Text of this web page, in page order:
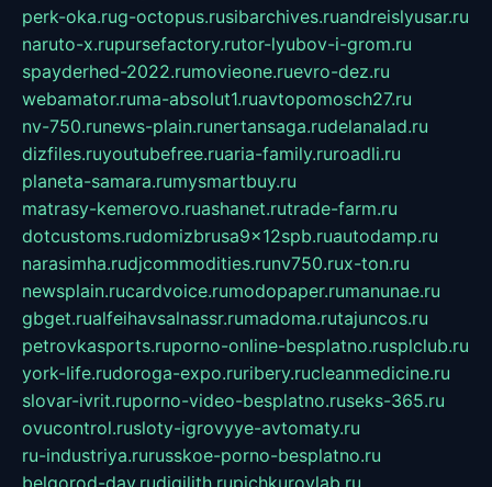
perk-oka.rug-octopus.rusibarchives.ruandreislyusar.ru
naruto-x.rupursefactory.rutor-lyubov-i-grom.ru
spayderhed-2022.rumovieone.ruevro-dez.ru
webamator.ruma-absolut1.ruavtopomosch27.ru
nv-750.runews-plain.runertansaga.rudelanalad.ru
dizfiles.ruyoutubefree.ruaria-family.ruroadli.ru
planeta-samara.rumysmartbuy.ru
matrasy-kemerovo.ruashanet.rutrade-farm.ru
dotcustoms.rudomizbrusa9x12spb.ruautodamp.ru
narasimha.rudjcommodities.runv750.rux-ton.ru
newsplain.rucardvoice.rumodopaper.rumanunae.ru
gbget.rualfeihavsalnassr.rumadoma.rutajuncos.ru
petrovkasports.ruporno-online-besplatno.rusplclub.ru
york-life.rudoroga-expo.ruribery.rucleanmedicine.ru
slovar-ivrit.ruporno-video-besplatno.ruseks-365.ru
ovucontrol.rusloty-igrovyye-avtomaty.ru
ru-industriya.rurusskoe-porno-besplatno.ru